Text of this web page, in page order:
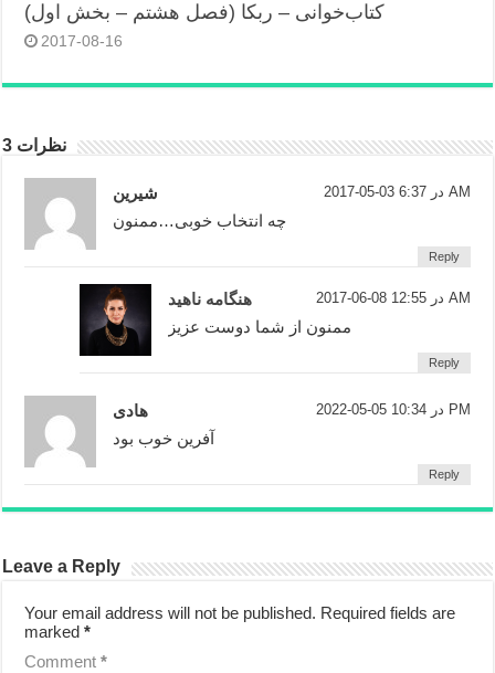
کتاب‌خوانی – ربکا (فصل هشتم – بخش اول)
2017-08-16
3 نظرات
شیرین 2017-05-03 در 6:37 AM
چه انتخاب خوبی…ممنون
Reply
هنگامه ناهید 2017-06-08 در 12:55 AM
ممنون از شما دوست عزیز
Reply
هادی 2022-05-05 در 10:34 PM
آفرین خوب بود
Reply
Leave a Reply
Your email address will not be published. Required fields are
marked*
Comment*